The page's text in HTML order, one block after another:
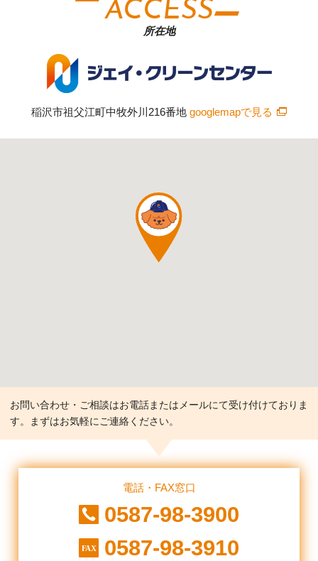
ACCESS
所在地
稲沢市祖父江町中牧外川216番地 googlemapで見る
お問い合わせ・ご相談はお電話またはメールにて受け付けておりま
す。まずはお気軽にご連絡ください。
電話・FAX窓口
0587-98-3900
0587-98-3910